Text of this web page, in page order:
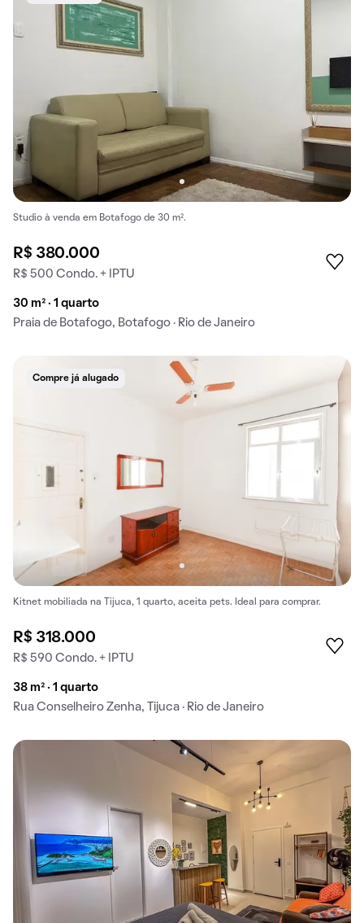
Studio à venda em Botafogo de 30 m².
R$ 380.000
R$ 500 Condo. + IPTU
30 m² · 1 quarto
Praia de Botafogo, Botafogo · Rio de Janeiro
Compre já alugado
Kitnet mobiliada na Tijuca, 1 quarto, aceita pets. Ideal para comprar.
R$ 318.000
R$ 590 Condo. + IPTU
38 m² · 1 quarto
Rua Conselheiro Zenha, Tijuca · Rio de Janeiro